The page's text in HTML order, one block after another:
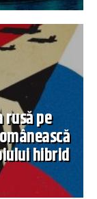
pe
hibrid